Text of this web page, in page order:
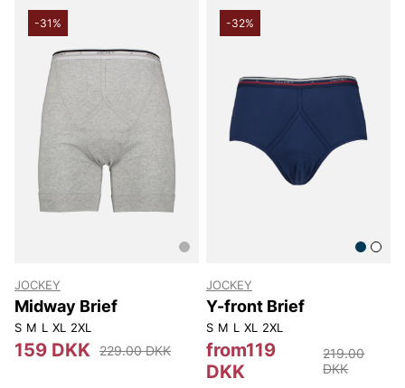
-31%
JOCKEY
Midway Brief
S M L XL 2XL
159 DKK 229.00 DKK
-32%
JOCKEY
Y-front Brief
S M L XL 2XL
from119
DKK
219.00
DKK